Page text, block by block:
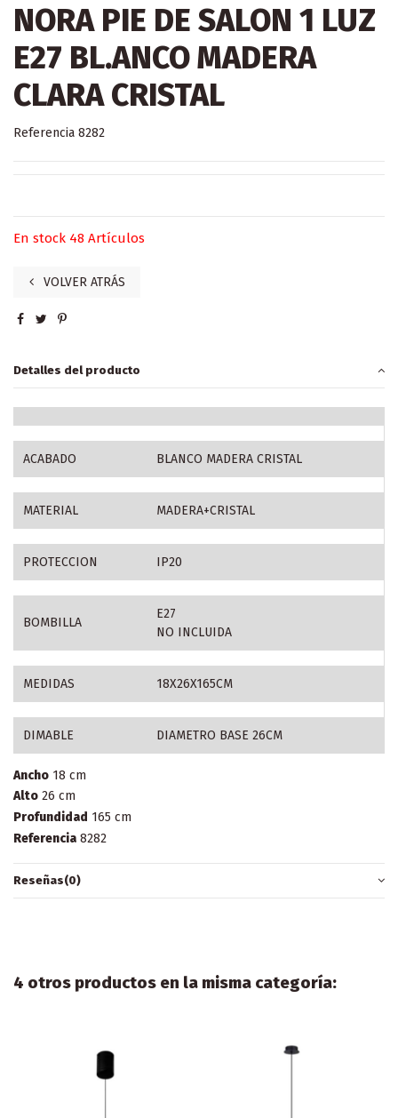
NORA PIE DE SALON 1 LUZ
E27 BL.ANCO MADERA
CLARA CRISTAL
Referencia 8282
En stock 48 Artículos
VOLVER ATRÁS
Detalles del producto
ACABADO BLANCO MADERA CRISTAL
MATERIAL MADERA+CRISTAL
PROTECCION IP20
BOMBILLA
E27
NO INCLUIDA
MEDIDAS 18X26X165CM
DIMABLE DIAMETRO BASE 26CM
Ancho 18 cm
Alto 26 cm
Profundidad 165 cm
Referencia 8282
Reseñas(0)
4 otros productos en la misma categoría: